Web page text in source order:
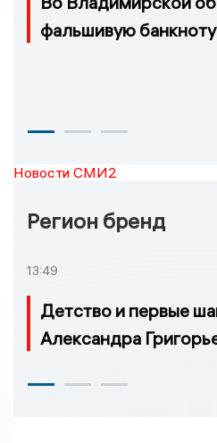
фальшивую банкноту
Новости СМИ2
Регион бренд
13:49
Детство и первые
Александра